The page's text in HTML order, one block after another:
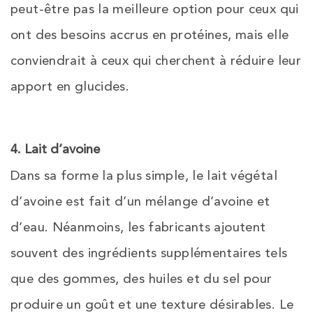
peut-être pas la meilleure option pour ceux qui
ont des besoins accrus en protéines, mais elle
conviendrait à ceux qui cherchent à réduire leur
apport en glucides.
4. Lait d’avoine
Dans sa forme la plus simple, le lait végétal
d’avoine est fait d’un mélange d’avoine et
d’eau. Néanmoins, les fabricants ajoutent
souvent des ingrédients supplémentaires tels
que des gommes, des huiles et du sel pour
produire un goût et une texture désirables. Le